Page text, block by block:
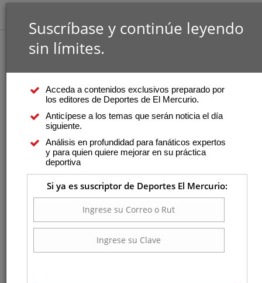
Suscríbase y continúe leyendo
sin límites.
Acceda a contenidos exclusivos preparado por
los editores de Deportes de El Mercurio.
Anticípese a los temas que serán noticia el día
siguiente.
Análisis en profundidad para fanáticos expertos
y para quien quiere mejorar en su práctica
deportiva
Si ya es suscriptor de Deportes El Mercurio: